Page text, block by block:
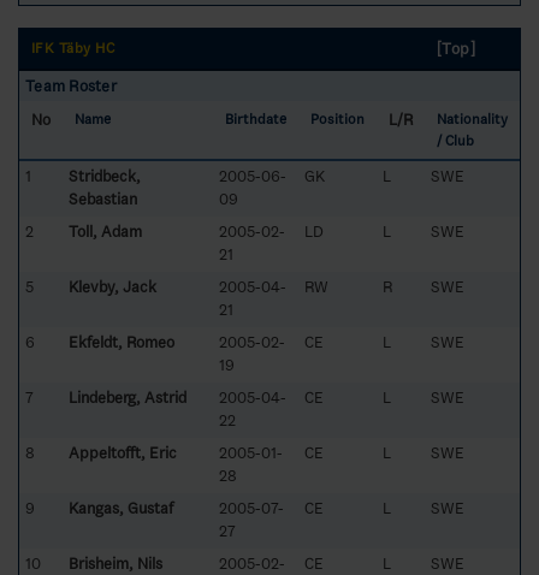
IFK Täby HC
[Top]
Team Roster
No
Name Birthdate Position L/R
Nationality
/ Club
1
Stridbeck,
Sebastian
2005-06-
09
GK L SWE
2 Toll, Adam
2005-02-
21
LD L SWE
5 Klevby, Jack
2005-04-
21
RW R SWE
6 Ekfeldt, Romeo
2005-02-
19
CE L SWE
7 Lindeberg, Astrid
2005-04-
22
CE L SWE
8 Appeltofft, Eric
2005-01-
28
CE L SWE
9 Kangas, Gustaf
2005-07-
27
CE L SWE
10 Brisheim, Nils
2005-02-
CE L SWE